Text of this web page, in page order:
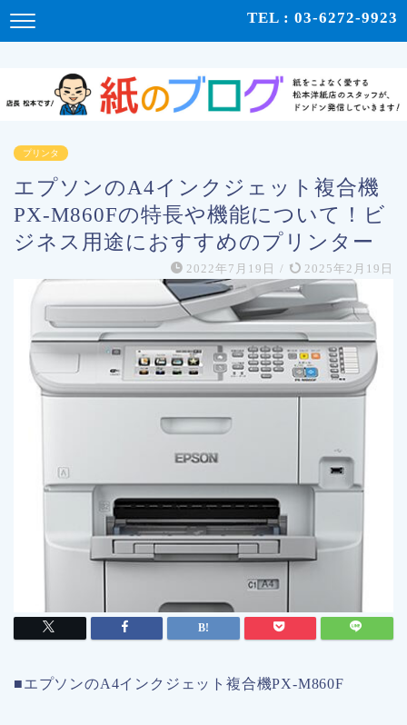
TEL : 03-6272-9923
プリンタ
エプソンのA4インクジェット複合機
PX-M860Fの特長や機能について！ビ
ジネス用途におすすめのプリンター
2022年7月19日 / 2025年2月19日
■エプソンのA4インクジェット複合機PX-M860F